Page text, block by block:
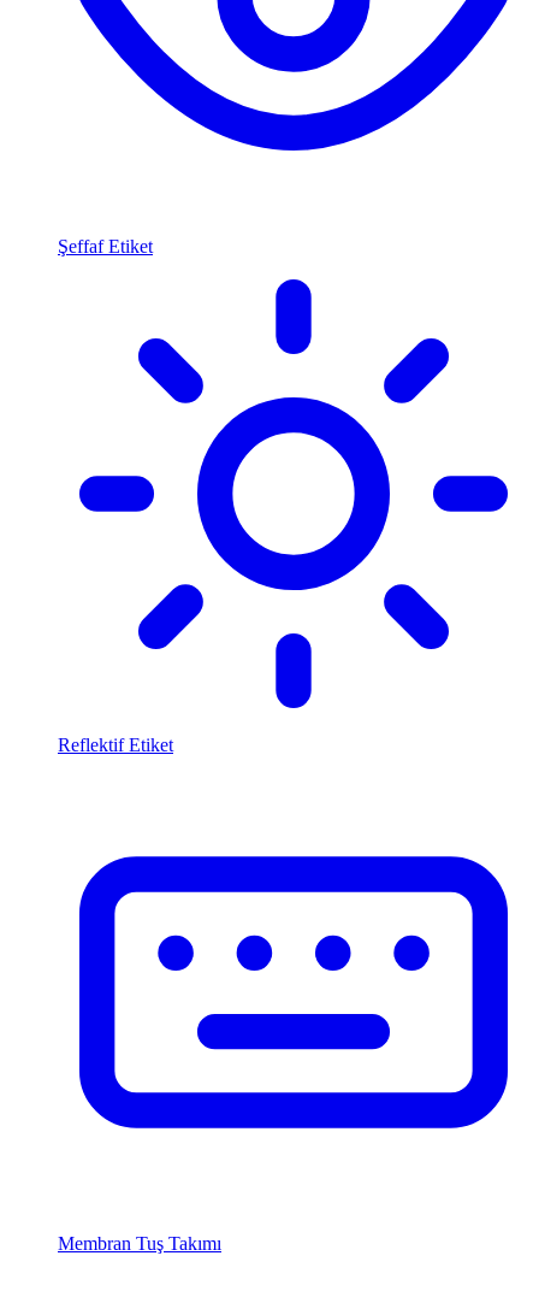
Şeffaf Etiket
Reflektif Etiket
Membran Tuş Takımı